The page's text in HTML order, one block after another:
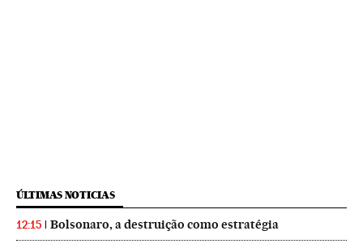
ÚLTIMAS NOTICIAS
12:15 Bolsonaro, a destruição como estratégia